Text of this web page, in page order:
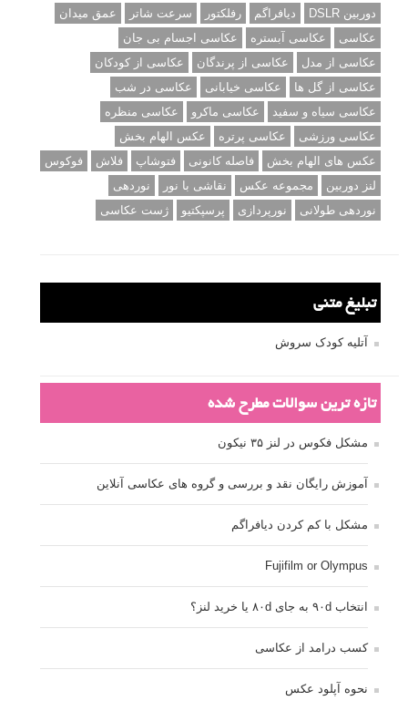
دوربین DSLR
دیافراگم رفلکتور سرعت شاتر
عمق میدان
عکاسی
عکاسی آبستره
عکاسی اجسام بی جان
عکاسی از مدل
عکاسی از پرندگان
عکاسی از کودکان
عکاسی از گل ها
عکاسی خیابانی
عکاسی در شب
عکاسی سیاه و سفید
عکاسی ماکرو
عکاسی منظره
عکاسی ورزشی
عکاسی پرتره
عکس الهام بخش
عکس های الهام بخش
فاصله کانونی فتوشاپ فلاش
فوکوس
لنز دوربین
مجموعه عکس نقاشی با نور
نوردهی
نوردهی طولانی
نورپردازی پرسپکتیو ژست عکاسی
تبلیغ متنی
آتلیه کودک سروش
تازه ترین سوالات مطرح شده
مشکل فکوس در لنز ۳۵ نیکون
آموزش رایگان نقد و بررسی و گروه های عکاسی آنلاین
مشکل با کم کردن دیافراگم
Fujifilm or Olympus
انتخاب ۹۰d به جای ۸۰d یا خرید لنز؟
کسب درامد از عکاسی
نحوه آپلود عکس